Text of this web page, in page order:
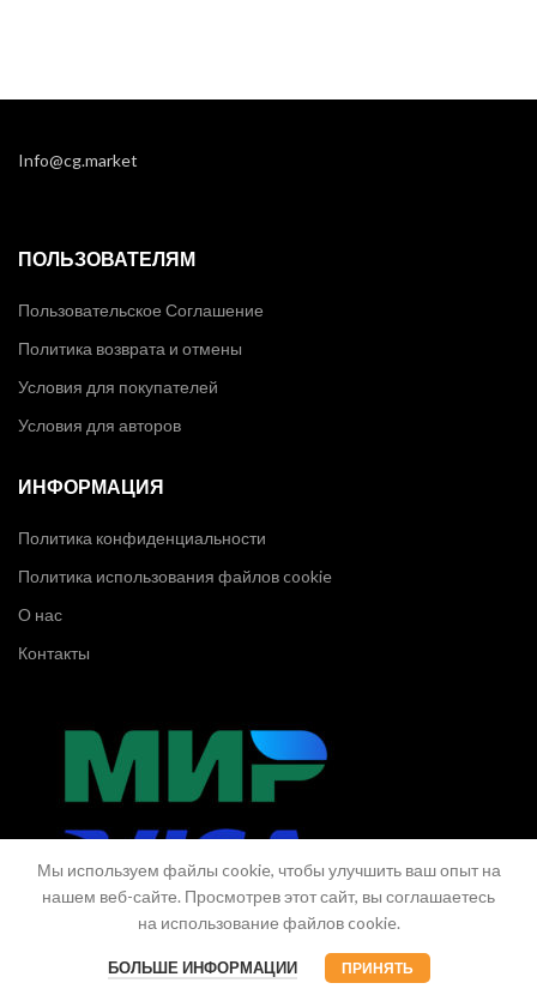
Info@cg.market
ПОЛЬЗОВАТЕЛЯМ
Пользовательское Соглашение
Политика возврата и отмены
Условия для покупателей
Условия для авторов
ИНФОРМАЦИЯ
Политика конфиденциальности
Политика использования файлов cookie
О нас
Контакты
Мы используем файлы cookie, чтобы улучшить ваш опыт на
нашем веб-сайте. Просмотрев этот сайт, вы соглашаетесь
на использование файлов cookie.
БОЛЬШЕ ИНФОРМАЦИИ ПРИНЯТЬ